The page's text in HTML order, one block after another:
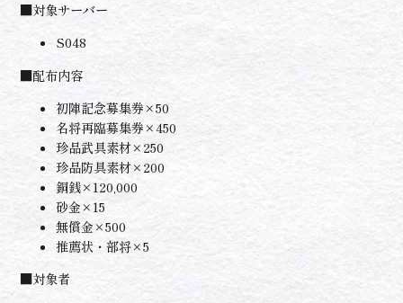
■対象サーバー
S048
■配布内容
初陣記念募集券×50
名将再臨募集券×450
珍品武具素材×250
珍品防具素材×200
銅銭×120,000
砂金×15
無償金×500
推薦状・部将×5
■対象者